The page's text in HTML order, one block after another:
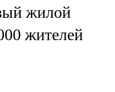
жилой
жителей